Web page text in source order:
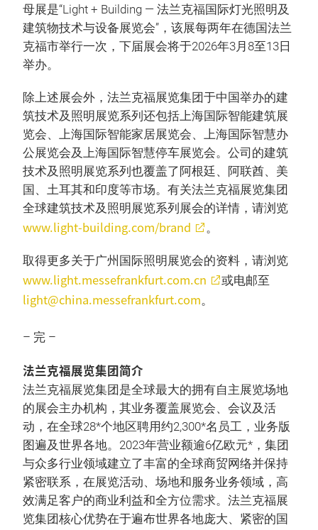
母展是“Light + Building — 法兰克福国际灯光照明及
建筑物技术与设备展览会”，该展每两年在德国法兰
克福市举行一次，下届展会将于2026年3月8至13日
举办。
除上述展会外，法兰克福展览集团于中国举办的建
筑技术及照明展览系列还包括上海国际智能建筑展
览会、上海国际智能家居展览会、上海国际智慧办
公展览会及上海国际智慧停车展览会。公司的建筑
技术及照明展览系列也覆盖了阿根廷、阿联酋、美
国、土耳其和印度等市场。有关法兰克福展览集团
全球建筑技术及照明展览系列展会的详情，请浏览
www.light-building.com/brand 。
取得更多关于广州国际照明展览会的资料，请浏览
www.light.messefrankfurt.com.cn 或电邮至
light@china.messefrankfurt.com。
– 完 –
法兰克福展览集团简介
法兰克福展览集团是全球最大的拥有自主展览场地
的展会主办机构，其业务覆盖展览会、会议及活
动，在全球28*个地区聘用约2,300*名员工，业务版
图遍及世界各地。2023年营业额逾6亿欧元*，集团
与众多行业领域建立了丰富的全球商贸网络并保持
紧密联系，在展览活动、场地和服务业务领域，高
效满足客户的商业利益和全方位需求。法兰克福展
览集团核心优势在于遍布世界各地庞大、紧密的国